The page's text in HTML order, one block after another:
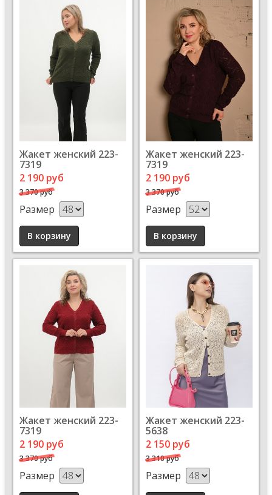
Жакет женский 223-
7319
2 190 руб
3 370 руб
Размер
Жакет женский 223-
7319
2 190 руб
3 370 руб
Размер
Жакет женский 223-
7319
2 190 руб
3 370 руб
Размер
Жакет женский 223-
5638
2 150 руб
3 310 руб
Размер